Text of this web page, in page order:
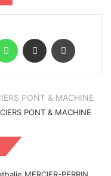
WhatsAppPartager par email
PONT & MACHINE